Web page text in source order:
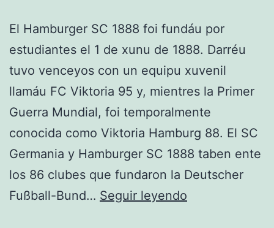
El Hamburger SC 1888 foi fundáu por
estudiantes el 1 de xunu de 1888. Darréu
tuvo venceyos con un equipu xuvenil
llamáu FC Viktoria 95 y, mientres la Primer
Guerra Mundial, foi temporalmente
conocida como Viktoria Hamburg 88. El SC
Germania y Hamburger SC 1888 taben ente
los 86 clubes que fundaron la Deutscher
Fußball-Bund… Seguir leyendo